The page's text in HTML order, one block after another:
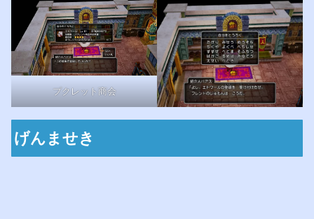
プクレット商会
げんませき